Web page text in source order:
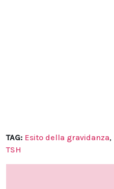
TAG: Esito della gravidanza,
TSH